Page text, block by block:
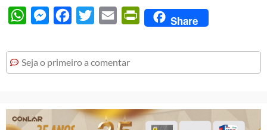
WhatsAppMessengerFacebook
Twitter Email PrintFriendly
Share
Seja o primeiro a comentar